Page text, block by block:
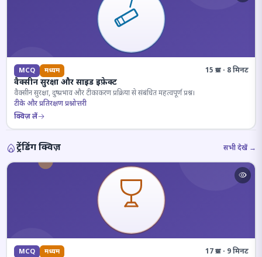
MCQ मध्यम 15 प्रश्न · 8 मिनट
वैक्सीन सुरक्षा और साइड इफ़ेक्ट
वैक्सीन सुरक्षा, दुष्प्रभाव और टीकाकरण प्रक्रिया से संबंधित महत्वपूर्ण प्रश्न।
टीके और प्रतिरक्षण प्रश्नोत्तरी
क्विज़ लें
ट्रेंडिंग क्विज़ सभी देखें →
MCQ मध्यम 17 प्रश्न · 9 मिनट